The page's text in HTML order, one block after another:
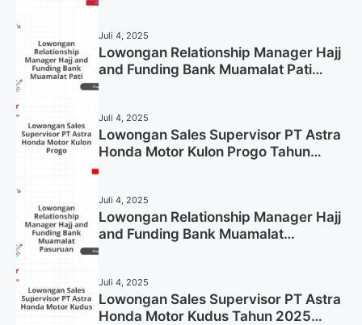
Juli 4, 2025
Lowongan Relationship Manager Hajj
and Funding Bank Muamalat Pati
Juli 4, 2025
Lowongan Sales Supervisor PT Astra
Honda Motor Kulon Progo Tahun
Juli 4, 2025
Lowongan Relationship Manager Hajj
and Funding Bank Muamalat
Juli 4, 2025
Lowongan Sales Supervisor PT Astra
Honda Motor Kudus Tahun 2025